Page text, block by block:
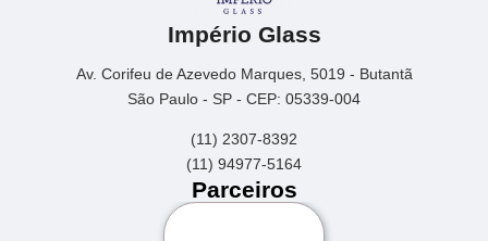
Império Glass
Av. Corifeu de Azevedo Marques, 5019 - Butantã
São Paulo - SP - CEP: 05339-004
(11) 2307-8392
(11) 94977-5164
Parceiros